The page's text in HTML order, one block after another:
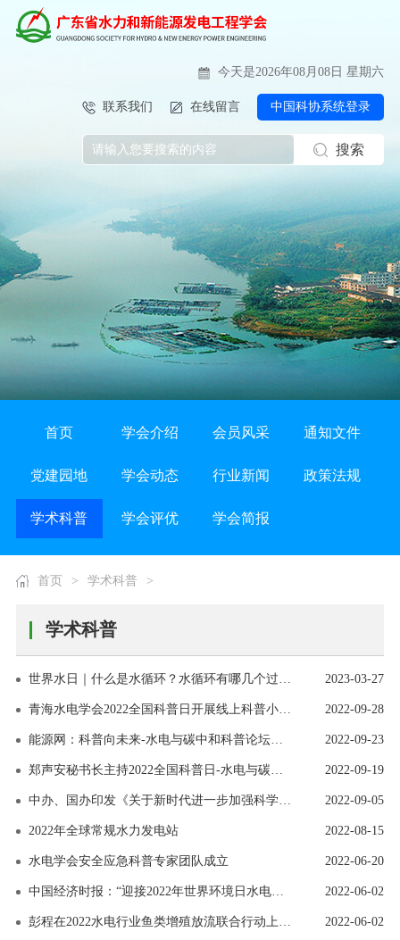
今天是2026年08月08日 星期六
联系我们 在线留言 中国科协系统登录
搜索
首页 学会介绍 会员风采 通知文件
党建园地 学会动态 行业新闻 政策法规
学术科普 学会评优 学会简报
首页 > 学术科普 >
学术科普
世界水日｜什么是水循环？水循环有哪几个过程？ 2023-03-27
青海水电学会2022全国科普日开展线上科普小视频展播 2022-09-28
能源网：科普向未来-水电与碳中和科普论坛在南京召开 2022-09-23
郑声安秘书长主持2022全国科普日-水电与碳中和科普论坛 2022-09-19
中办、国办印发《关于新时代进一步加强科学技术普及工作的意见》 2022-09-05
2022年全球常规水力发电站 2022-08-15
水电学会安全应急科普专家团队成立 2022-06-20
中国经济时报：“迎接2022年世界环境日水电行业鱼类增殖放流联合行动”启动 2022-06-02
彭程在2022水电行业鱼类增殖放流联合行动上的发言 2022-06-02